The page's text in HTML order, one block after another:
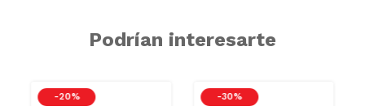
Podrían interesarte
-20 % -30 %